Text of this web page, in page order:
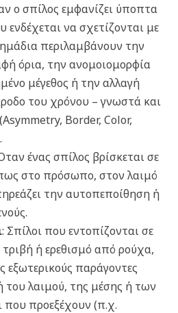
ο σπίλος εμφανίζει ύποπτα
να σχετίζονται με
περιλαμβάνουν την
όρια, την ανομοιομορφία
μέγεθος ή την αλλαγή
του χρόνου – γνωστά και
Border, Color,
ένας σπίλος βρίσκεται σε
στο πρόσωπο, στον λαιμό
την αυτοπεποίθηση ή
: Σπίλοι που εντοπίζονται σε
ή ερεθισμό από ρούχα,
παράγοντες
λαιμού, της μέσης ή των
προεξέχουν (π.χ.